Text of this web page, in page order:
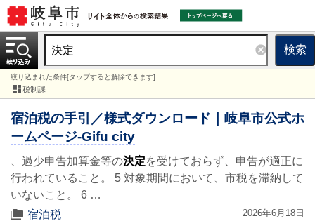
検索
絞り込まれた条件[タップすると解除できます]
税制課
宿泊税の手引／様式ダウンロード｜岐阜市公式ホ
ームページ-Gifu city
、過少申告加算金等の決定を受けておらず、申告が適正に
行われていること。 5 対象期間において、市税を滞納して
いないこと。 6 …
宿泊税
2026年6月18日